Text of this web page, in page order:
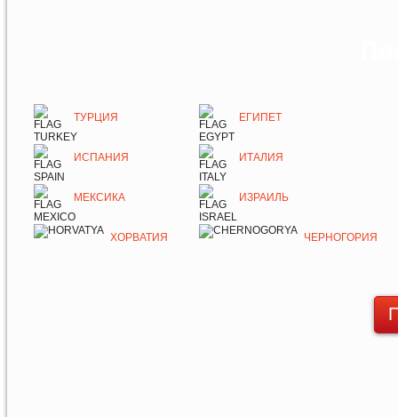
ТУРЦИЯ ЕГИПЕТ
ИСПАНИЯ ИТАЛИЯ
МЕКСИКА ИЗРАИЛЬ
ХОРВАТИЯ ЧЕРНОГОРИЯ